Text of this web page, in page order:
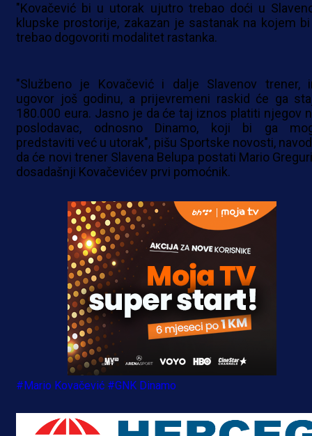
"Kovačević bi u utorak ujutro trebao doći u
klupske prostorije, zakazan je sastanak na kojem
trebao dogovoriti modalitet rastanka.
"Službeno je Kovačević i dalje Slavenov trener,
ugovor još godinu, a prijevremeni raskid će ga
180.000 eura. Jasno je da će taj iznos platiti njegov
poslodavac, odnosno Dinamo, koji bi ga
predstaviti već u utorak", pišu Sportske novosti,
da će novi trener Slavena Belupa postati Mario
dosadašnji Kovačevićev prvi pomoćnik.
#Mario Kovačević #GNK Dinamo